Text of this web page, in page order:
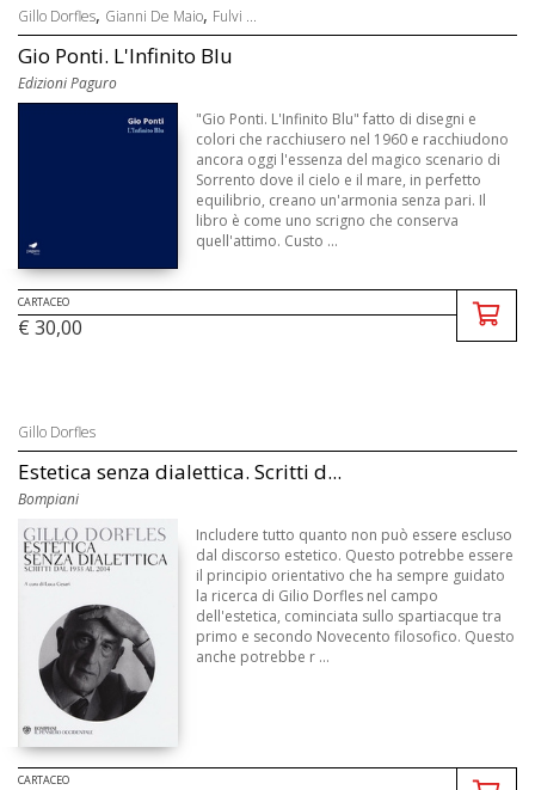
Gillo Dorfles, Gianni De Maio, Fulvi ...
Gio Ponti. L'Infinito Blu
Edizioni Paguro
"Gio Ponti. L'Infinito Blu" fatto di disegni e
colori che racchiusero nel 1960 e racchiudono
ancora oggi l'essenza del magico scenario di
Sorrento dove il cielo e il mare, in perfetto
equilibrio, creano un'armonia senza pari. Il
libro è come uno scrigno che conserva
quell'attimo. Custo ...
CARTACEO
€ 30,00
Gillo Dorfles
Estetica senza dialettica. Scritti d...
Bompiani
Includere tutto quanto non può essere escluso
dal discorso estetico. Questo potrebbe essere
il principio orientativo che ha sempre guidato
la ricerca di Gilio Dorfles nel campo
dell'estetica, cominciata sullo spartiacque tra
primo e secondo Novecento filosofico. Questo
anche potrebbe r ...
CARTACEO